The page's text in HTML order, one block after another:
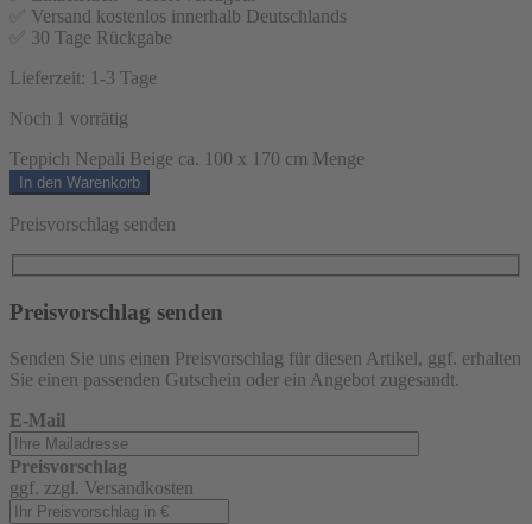
✅ Versand kostenlos innerhalb Deutschlands
✅ 30 Tage Rückgabe
Lieferzeit: 1-3 Tage
Noch 1 vorrätig
Teppich Nepali Beige ca. 100 x 170 cm Menge
In den Warenkorb
Preisvorschlag senden
Preisvorschlag senden
Senden Sie uns einen Preisvorschlag für diesen Artikel, ggf. erhalten
Sie einen passenden Gutschein oder ein Angebot zugesandt.
E-Mail
Preisvorschlag
ggf. zzgl. Versandkosten